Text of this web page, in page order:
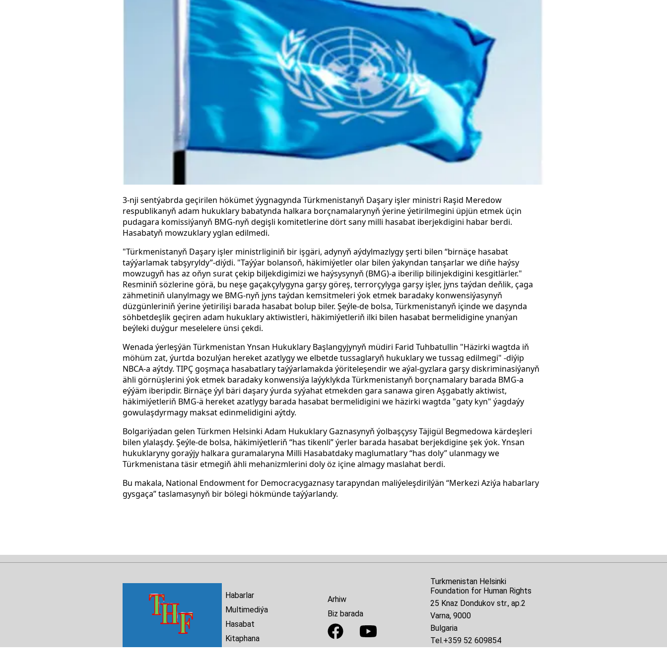
3-nji sentýabrda geçirilen hökümet ýygnagynda Türkmenistanyň Daşary işler ministri Raşid Meredow
respublikanyň adam hukuklary babatynda halkara borçnamalarynyň ýerine ýetirilmegini üpjün etmek üçin
pudagara komissiýanyň BMG-nyň degişli komitetlerine dört sany milli hasabat iberjekdigini habar berdi.
Hasabatyň mowzuklary yglan edilmedi.
"Türkmenistanyň Daşary işler ministrliginiň bir işgäri, adynyň aýdylmazlygy şerti bilen “birnäçe hasabat
taýýarlamak tabşyryldy”-diýdi. "Taýýar bolansoň, häkimiýetler olar bilen ýakyndan tanşarlar we diňe haýsy
mowzugyň has az oňyn surat çekip biljekdigimizi we haýsysynyň (BMG)-a iberilip bilinjekdigini kesgitlärler."
Resminiň sözlerine görä, bu neşe gaçakçylygyna garşy göreş, terrorçylyga garşy işler, jyns taýdan deňlik, çaga
zähmetiniň ulanylmagy we BMG-nyň jyns taýdan kemsitmeleri ýok etmek baradaky konwensiýasynyň
düzgünleriniň ýerine ýetirilişi barada hasabat bolup biler. Şeýle-de bolsa, Türkmenistanyň içinde we daşynda
söhbetdeşlik geçiren adam hukuklary aktiwistleri, häkimiýetleriň ilki bilen hasabat bermelidigine ynanýan
beýleki duýgur meselelere ünsi çekdi.
Wenada ýerleşýän Türkmenistan Ynsan Hukuklary Başlangyjynyň müdiri Farid Tuhbatullin "Häzirki wagtda iň
möhüm zat, ýurtda bozulýan hereket azatlygy we elbetde tussaglaryň hukuklary we tussag edilmegi" -diýip
NBCA-a aýtdy. TIPÇ goşmaça hasabatlary taýýarlamakda ýöriteleşendir we aýal-gyzlara garşy diskriminasiýanyň
ähli görnüşlerini ýok etmek baradaky konwensiýa laýyklykda Türkmenistanyň borçnamalary barada BMG-a
eýýäm iberipdir. Birnäçe ýyl bäri daşary ýurda syýahat etmekden gara sanawa giren Aşgabatly aktiwist,
häkimiýetleriň BMG-ä hereket azatlygy barada hasabat bermelidigini we häzirki wagtda "gaty kyn" ýagdaýy
gowulaşdyrmagy maksat edinmelidigini aýtdy.
Bolgariýadan gelen Türkmen Helsinki Adam Hukuklary Gaznasynyň ýolbaşçysy Täjigül Begmedowa kärdeşleri
bilen ylalaşdy. Şeýle-de bolsa, häkimiýetleriň “has tikenli” ýerler barada hasabat berjekdigine şek ýok. Ynsan
hukuklaryny goraýjy halkara guramalaryna Milli Hasabatdaky maglumatlary “has doly” ulanmagy we
Türkmenistana täsir etmegiň ähli mehanizmlerini doly öz içine almagy maslahat berdi.
Bu makala, National Endowment for Democracygaznasy tarapyndan maliýeleşdirilýän “Merkezi Aziýa habarlary
gysgaça” taslamasynyň bir bölegi hökmünde taýýarlandy.
Habarlar
Multimediýa
Hasabat
Kitaphana
Arhiw
Biz barada
Turkmenistan Helsinki
Foundation for Human Rights
25 Knaz Dondukov str., ap.2
Varna, 9000
Bulgaria
Tel.+359 52 609854